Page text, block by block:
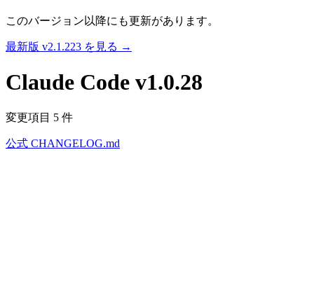
このバージョン以降にも更新があります。
最新版 v2.1.223 を見る →
Claude Code v1.0.28
変更項目 5 件
公式 CHANGELOG.md